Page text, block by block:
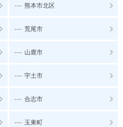
--- 熊本市北区
--- 荒尾市
--- 山鹿市
--- 宇土市
--- 合志市
--- 玉東町